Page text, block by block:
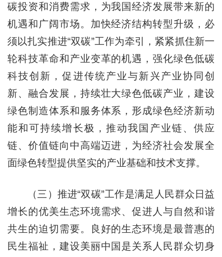
碳投资和消费需求，为我国经济发展带来新的
机遇和广阔市场。加快经济结构转型升级，必
须以扎实推进“双碳”工作为牵引，紧紧抓住新一
轮科技革命和产业变革的机遇，强化绿色低碳
科技创新，促进传统产业与新兴产业协同创
新、融合发展，持续壮大绿色低碳产业，建设
绿色制造体系和服务体系，形成绿色经济新动
能和可持续增长极，推动我国产业链、供应
链、价值链向中高端迈进，为经济社会发展全
面绿色转型提供坚实的产业基础和技术支撑。
（三）推进“双碳”工作是满足人民群众日益
增长的优美生态环境需求、促进人与自然和谐
共生的迫切需要。良好的生态环境是最普惠的
民生福祉，建设美丽中国是关系人民群众切身